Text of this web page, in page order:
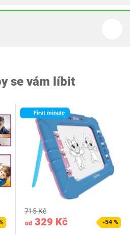
se vám líbit
First minute
od 329 Kč
715 Kč
-54 %